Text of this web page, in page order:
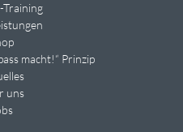
Training
macht!“ Prinzip
uns